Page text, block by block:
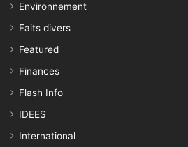
Environnement
Faits divers
Featured
Finances
Flash Info
IDEES
International